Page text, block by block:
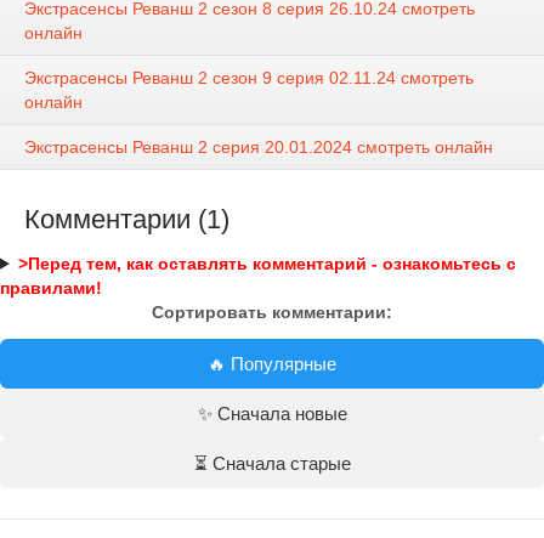
Экстрасенсы Реванш 2 сезон 8 серия 26.10.24 смотреть
онлайн
Экстрасенсы Реванш 2 сезон 9 серия 02.11.24 смотреть
онлайн
Экстрасенсы Реванш 2 серия 20.01.2024 смотреть онлайн
Комментарии (1)
>Перед тем, как оставлять комментарий - ознакомьтесь с
правилами!
Сортировать комментарии:
🔥 Популярные
✨ Сначала новые
⏳ Сначала старые